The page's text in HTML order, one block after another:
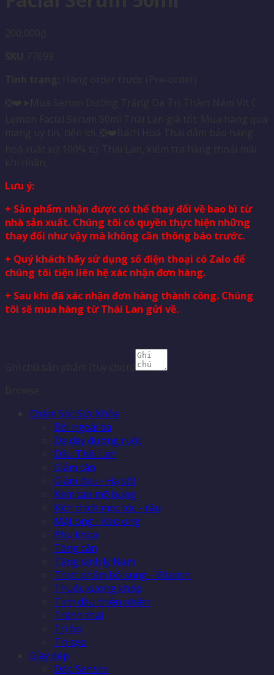
Lưu ý:
+ Sản phẩm nhận được có thể thay đổi về bao bì từ
nhà sản xuất. Chúng tôi có quyền thực hiện những
thay đổi như vậy mà không cần thông báo trước.
+ Quý khách hãy sử dụng số điện thoại có Zalo để
chúng tôi tiện liên hệ xác nhận đơn hàng.
+ Sau khi đã xác nhận đơn hàng thành công. Chúng
tôi sẽ mua hàng từ Thái Lan gửi về.
Chăm Sóc Sức Khỏe
Bôi ngoài da
Dạ dày đường ruột
Dầu Thái Lan
Giảm cân
Giảm đau - Hạ sốt
Kem tan mỡ bụng
Kích thích mọc tóc - râu
Mật ong - Keo ong
Phụ khoa
Tăng cân
Tăng sinh lý Nam
Thực phẩm bổ sung - Vitamin
Thuốc xương khớp
Tinh dầu thiên nhiên
Tránh thai
Trị ho
Trị sẹo
Giày dép
Dép Sensini